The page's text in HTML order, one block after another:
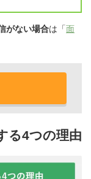
がない場合は「面
る4つの理由